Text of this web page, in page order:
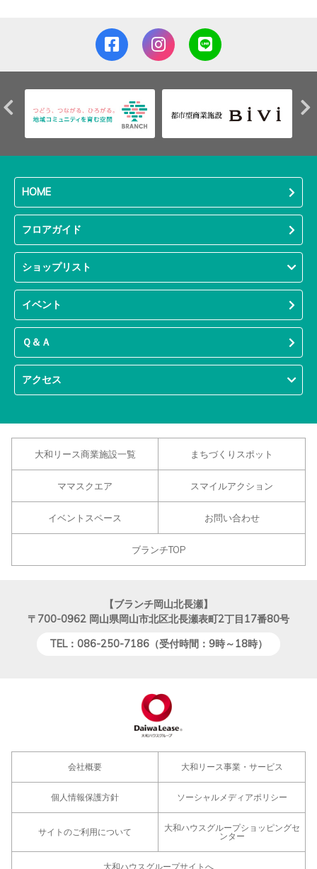
HOME
フロアガイド
ショップリスト
イベント
Ｑ＆Ａ
アクセス
大和リース商業施設一覧 まちづくりスポット
ママスクエア スマイルアクション
イベントスペース お問い合わせ
ブランチTOP
【ブランチ岡山北長瀬】
〒700-0962 岡山県岡山市北区北長瀬表町2丁目17番80号
TEL：086-250-7186（受付時間：9時～18時）
会社概要 大和リース事業・サービス
個人情報保護方針 ソーシャルメディアポリシー
サイトのご利用について
大和ハウスグループショッピングセ
ンター
大和ハウスグループサイトへ